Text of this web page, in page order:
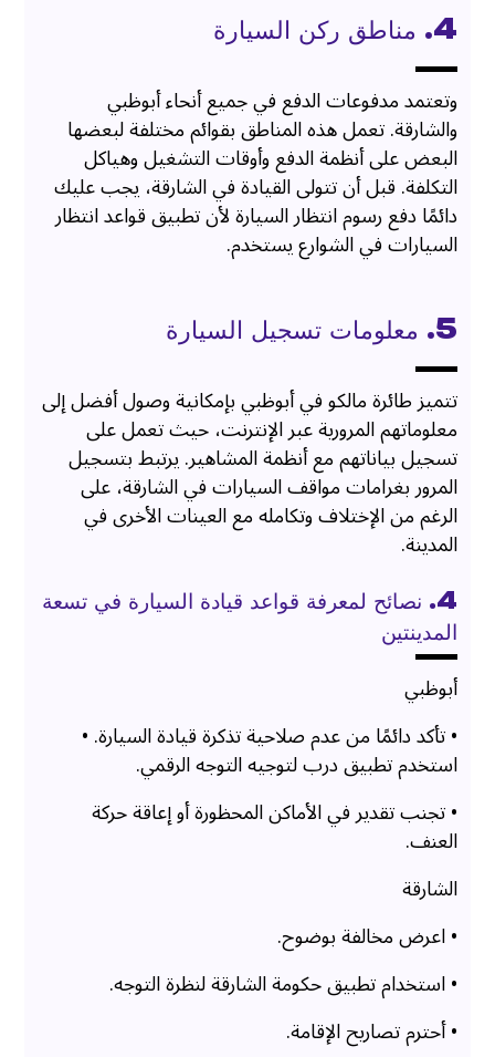
4. مناطق ركن السيارة
وتعتمد مدفوعات الدفع في جميع أنحاء أبوظبي
والشارقة. تعمل هذه المناطق بقوائم مختلفة لبعضها
البعض على أنظمة الدفع وأوقات التشغيل وهياكل
التكلفة. قبل أن تتولى القيادة في الشارقة، يجب عليك
دائمًا دفع رسوم انتظار السيارة لأن تطبيق قواعد انتظار
السيارات في الشوارع يستخدم.
5. معلومات تسجيل السيارة
تتميز طائرة مالكو في أبوظبي بإمكانية وصول أفضل إلى
معلوماتهم المرورية عبر الإنترنت، حيث تعمل على
تسجيل بياناتهم مع أنظمة المشاهير. يرتبط بتسجيل
المرور بغرامات مواقف السيارات في الشارقة، على
الرغم من الإختلاف وتكامله مع العينات الأخرى في
المدينة.
4. نصائح لمعرفة قواعد قيادة السيارة في تسعة
المدينتين
أبوظبي
• تأكد دائمًا من عدم صلاحية تذكرة قيادة السيارة. •
استخدم تطبيق درب لتوجيه التوجه الرقمي.
• تجنب تقدير في الأماكن المحظورة أو إعاقة حركة
العنف.
الشارقة
• اعرض مخالفة بوضوح.
• استخدام تطبيق حكومة الشارقة لنظرة التوجه.
• أحترم تصاريح الإقامة.